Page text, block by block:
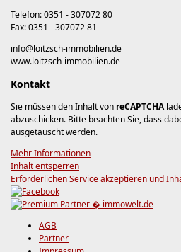
Telefon: 0351 - 307072 80
Fax: 0351 - 307072 81
info@loitzsch-immobilien.de
www.loitzsch-immobilien.de
Kontakt
Sie müssen den Inhalt von reCAPTCHA
abzuschicken. Bitte beachten Sie, dass
ausgetauscht werden.
Mehr Informationen
Inhalt entsperren
Erforderlichen Service akzeptieren und
AGB
Partner